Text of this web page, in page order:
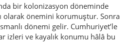
bir kolonizasyon döneminde
olarak önemini korumuştur. Sonra
dönemi gelir. Cumhuriyet’le
izleri ve kayalık konumu hâlâ bu